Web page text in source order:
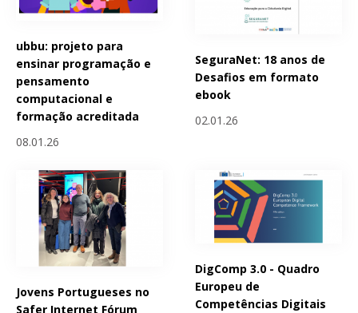
ubbu: projeto para
ensinar programação e
pensamento
computacional e
formação acreditada
08.01.26
SeguraNet: 18 anos de
Desafios em formato
ebook
02.01.26
Jovens Portugueses no
Safer Internet Fórum
DigComp 3.0 - Quadro
Europeu de
Competências Digitais